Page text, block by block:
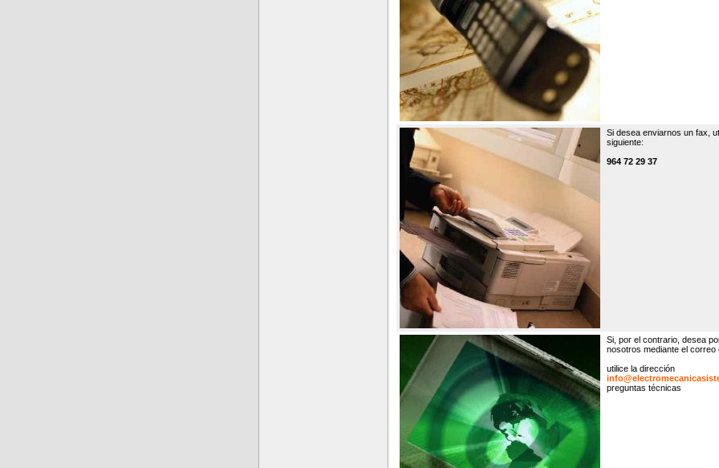
Si desea enviarnos un fax,
siguiente:
964 72 29 37
Si, por el contrario, desea
nosotros mediante el correo
utilice la dirección
preguntas técnicas